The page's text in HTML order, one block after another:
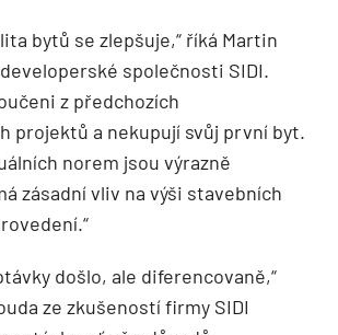
bytů se zlepšuje,“ říká Martin
společnosti SIDI.
z předchozích
projektů a nekupují svůj první byt.
norem jsou výrazně
zásadní vliv na výši stavebních
došlo, ale diferencovaně,“
ze zkušeností firmy SIDI